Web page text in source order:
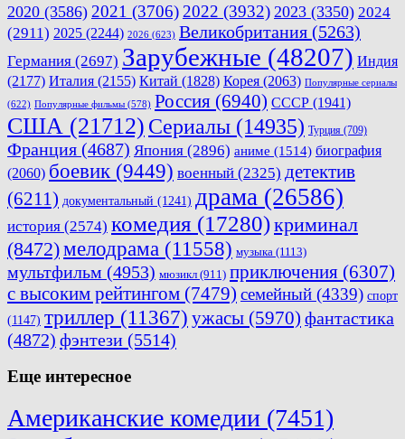
2020 (3586) 2021 (3706) 2022 (3932) 2023 (3350) 2024
(2911) 2025 (2244) 2026 (623) Великобритания (5263)
Германия (2697) Зарубежные (48207) Индия
(2177) Италия (2155) Китай (1828) Корея (2063) Популярные сериалы
(622) Популярные фильмы (578) Россия (6940) СССР (1941)
США (21712) Сериалы (14935) Турция (709)
Франция (4687) Япония (2896) аниме (1514) биография
(2060) боевик (9449) военный (2325) детектив
(6211) документальный (1241) драма (26586)
история (2574) комедия (17280)криминал
(8472)мелодрама (11558) музыка (1113)
мультфильм (4953) мюзикл (911) приключения (6307)
с высоким рейтингом (7479) семейный (4339) спорт
(1147) триллер (11367) ужасы (5970) фантастика
(4872) фэнтези (5514)
Еще интересное
Американские комедии (7451)